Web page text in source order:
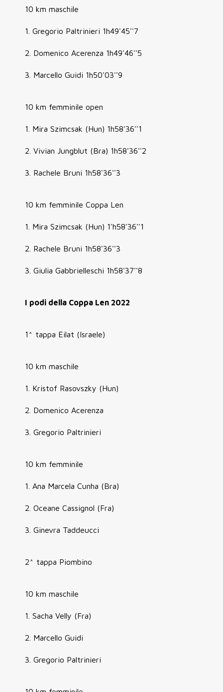
10 km maschile
1. Gregorio Paltrinieri 1h49'45''7
2. Domenico Acerenza 1h49'46''5
3. Marcello Guidi 1h50'03''9
10 km femminile open
1. Mira Szimcsak (Hun) 1h58'36''1
2. Vivian Jungblut (Bra) 1h58'36''2
3. Rachele Bruni 1h58'36''3
10 km femminile Coppa Len
1. Mira Szimcsak (Hun) 1'h58'36''1
2. Rachele Bruni 1h58'36''3
3. Giulia Gabbrielleschi 1h58'37''8
I podi della Coppa Len 2022
1^ tappa Eilat (Israele)
10 km maschile
1. Kristof Rasovszky (Hun)
2. Domenico Acerenza
3. Gregorio Paltrinieri
10 km femminile
1. Ana Marcela Cunha (Bra)
2. Oceane Cassignol (Fra)
3. Ginevra Taddeucci
2^ tappa Piombino
10 km maschile
1. Sacha Velly (Fra)
2. Marcello Guidi
3. Gregorio Paltrinieri